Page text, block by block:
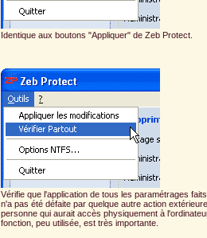
Identique aux boutons "Appliquer" de Zeb Protect.
Vérifie que l'application de tous les paramétrages
n'a pas été défaite par quelque autre action
personne qui aurait accès physiquement à
fonction, peu utilisée, est très importante.